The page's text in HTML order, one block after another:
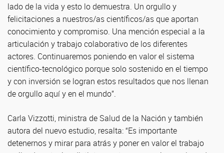
lado de la vida y esto lo demuestra. Un orgullo y
felicitaciones a nuestros/as científicos/as que aportan
conocimiento y compromiso. Una mención especial a la
articulación y trabajo colaborativo de los diferentes
actores. Continuaremos poniendo en valor el sistema
científico-tecnológico porque solo sostenido en el tiempo
y con inversión se logran estos resultados que nos llenan
de orgullo aquí y en el mundo”.
Carla Vizzotti, ministra de Salud de la Nación y también
autora del nuevo estudio, resalta: “Es importante
detenernos y mirar para atrás y poner en valor el trabajo